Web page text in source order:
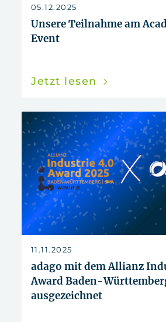
05.12.2025
Unsere Teilnahme am
Event
Jetzt lesen
11.11.2025
adago mit dem Allianz
Award Baden-
ausgezeichnet